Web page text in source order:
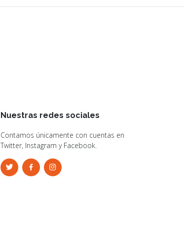
Nuestras redes sociales
Contamos únicamente con cuentas en
Twitter, Instagram y Facebook.